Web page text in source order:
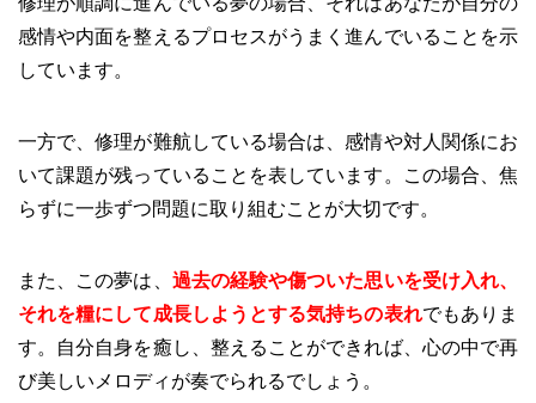
感情や内面を整えるプロセスがうまく進んでいることを示
しています。
一方で、修理が難航している場合は、感情や対人関係にお
いて課題が残っていることを表しています。この場合、焦
らずに一歩ずつ問題に取り組むことが大切です。
また、この夢は、 過去の経験や傷ついた思いを受け入れ、
それを糧にして成長しようとする気持ちの表れでもありま
す。自分自身を癒し、整えることができれば、心の中で再
び美しいメロディが奏でられるでしょう。